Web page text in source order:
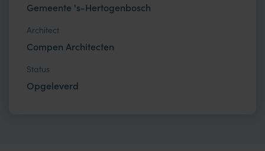
Gemeente 's-Hertogenbosch
Architect
Compen Architecten
Status
Opgeleverd